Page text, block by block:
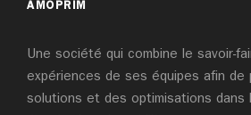
AMOPRIM
Une société qui combine le savoir-
expériences de ses équipes afin de
solutions et des optimisations dans